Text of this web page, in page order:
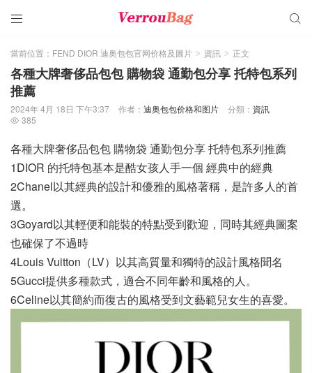
 
當前位置： FEND DIOR 迪奥包包官网价格及圖片 > 資訊 > 正文
各種大牌奢侈品包包 購物袋 通勤包分享 托特包系列
推薦
2024年 4月 18日 下午3:37 作者： 迪奥包包价格和图片 分類： 資訊
 385
各種大牌奢侈品包包 購物袋 通勤包分享 托特包系列推薦
1DIOR 的托特包基本是酷女孩人手一個 經典中的經典
2Chanel以其經典的設計和優雅的風格著稱，是許多人的首
選。
3Goyard以其輕便和能裝的特點受到歡迎，同時其經典圖案
也確保了不過時
4Louis Vuitton（LV）以其高質量和獨特的設計風格聞名
5Gucci提供多種款式，適合不同年齡和風格的人。
6Celine以其簡約而復古的風格受到文藝範兒女生的喜愛。